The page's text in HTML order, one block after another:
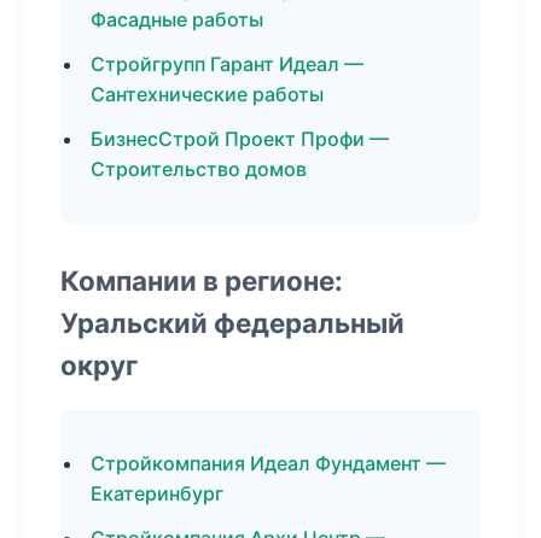
Фасадные работы
Стройгрупп Гарант Идеал —
Сантехнические работы
БизнесСтрой Проект Профи —
Строительство домов
Компании в регионе:
Уральский федеральный
округ
Стройкомпания Идеал Фундамент —
Екатеринбург